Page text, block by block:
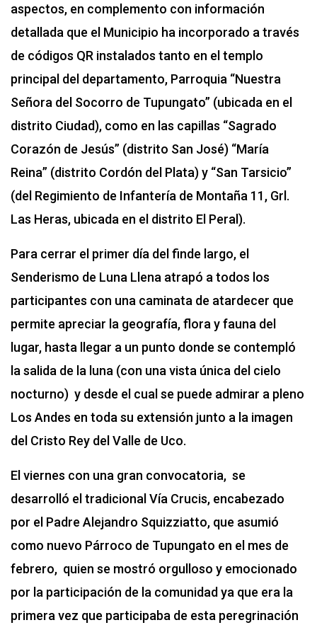
aspectos, en complemento con información
detallada que el Municipio ha incorporado a través
de códigos QR instalados tanto en el templo
principal del departamento, Parroquia “Nuestra
Señora del Socorro de Tupungato” (ubicada en el
distrito Ciudad), como en las capillas “Sagrado
Corazón de Jesús” (distrito San José) “María
Reina” (distrito Cordón del Plata) y “San Tarsicio”
(del Regimiento de Infantería de Montaña 11, Grl.
Las Heras, ubicada en el distrito El Peral).
Para cerrar el primer día del finde largo, el
Senderismo de Luna Llena atrapó a todos los
participantes con una caminata de atardecer que
permite apreciar la geografía, flora y fauna del
lugar, hasta llegar a un punto donde se contempló
la salida de la luna (con una vista única del cielo
nocturno) y desde el cual se puede admirar a pleno
Los Andes en toda su extensión junto a la imagen
del Cristo Rey del Valle de Uco.
El viernes con una gran convocatoria, se
desarrolló el tradicional Vía Crucis, encabezado
por el Padre Alejandro Squizziatto, que asumió
como nuevo Párroco de Tupungato en el mes de
febrero, quien se mostró orgulloso y emocionado
por la participación de la comunidad ya que era la
primera vez que participaba de esta peregrinación